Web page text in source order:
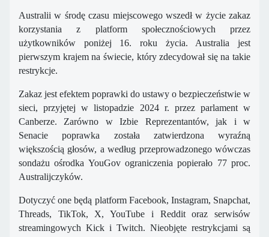
Australii w środę czasu miejscowego wszedł w życie zakaz
korzystania z platform społecznościowych przez
użytkowników poniżej 16. roku życia. Australia jest
pierwszym krajem na świecie, który zdecydował się na takie
restrykcje.
Zakaz jest efektem poprawki do ustawy o bezpieczeństwie w
sieci, przyjętej w listopadzie 2024 r. przez parlament w
Canberze. Zarówno w Izbie Reprezentantów, jak i w
Senacie poprawka została zatwierdzona wyraźną
większością głosów, a według przeprowadzonego wówczas
sondażu ośrodka YouGov ograniczenia popierało 77 proc.
Australijczyków.
Dotyczyć one będą platform Facebook, Instagram, Snapchat,
Threads, TikTok, X, YouTube i Reddit oraz serwisów
streamingowych Kick i Twitch. Nieobjęte restrykcjami są